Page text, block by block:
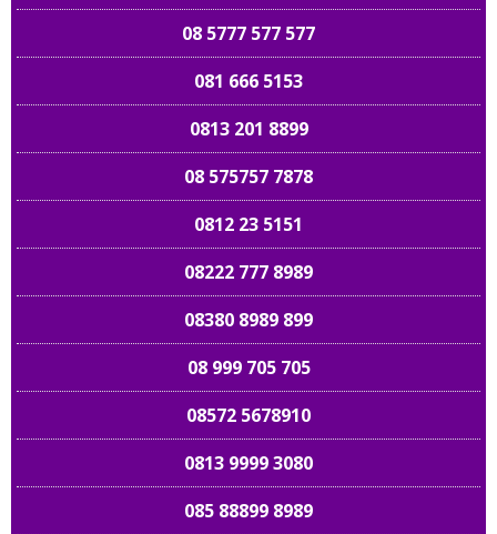
08 5777 577 577
081 666 5153
0813 201 8899
08 575757 7878
0812 23 5151
08222 777 8989
08380 8989 899
08 999 705 705
08572 5678910
0813 9999 3080
085 88899 8989